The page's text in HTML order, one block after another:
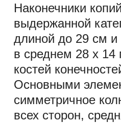
Наконечники
выдержанной
длиной до 29 см и
в среднем 28 х 14
костей
Основными
симметричное
всех сторон,